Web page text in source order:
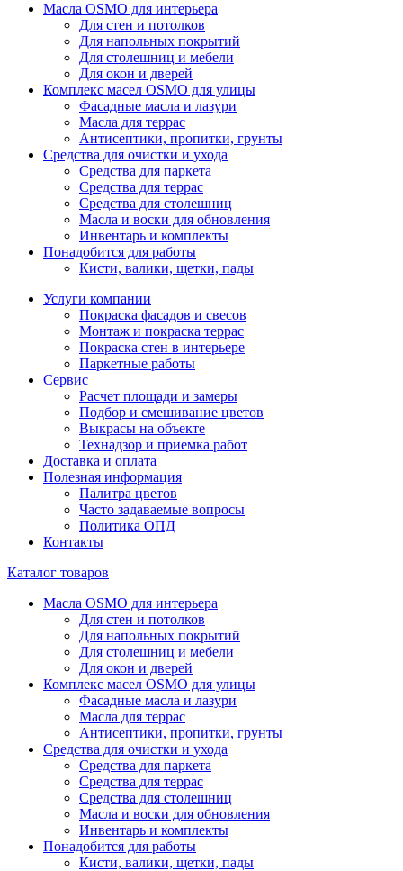
Масла OSMO для интерьера
Для стен и потолков
Для напольных покрытий
Для столешниц и мебели
Для окон и дверей
Комплекс масел OSMO для улицы
Фасадные масла и лазури
Масла для террас
Антисептики, пропитки, грунты
Средства для очистки и ухода
Средства для паркета
Средства для террас
Средства для столешниц
Масла и воски для обновления
Инвентарь и комплекты
Понадобится для работы
Кисти, валики, щетки, пады
Услуги компании
Покраска фасадов и свесов
Монтаж и покраска террас
Покраска стен в интерьере
Паркетные работы
Сервис
Расчет площади и замеры
Подбор и смешивание цветов
Выкрасы на объекте
Технадзор и приемка работ
Доставка и оплата
Полезная информация
Палитра цветов
Часто задаваемые вопросы
Политика ОПД
Контакты
Каталог товаров
Масла OSMO для интерьера
Для стен и потолков
Для напольных покрытий
Для столешниц и мебели
Для окон и дверей
Комплекс масел OSMO для улицы
Фасадные масла и лазури
Масла для террас
Антисептики, пропитки, грунты
Средства для очистки и ухода
Средства для паркета
Средства для террас
Средства для столешниц
Масла и воски для обновления
Инвентарь и комплекты
Понадобится для работы
Кисти, валики, щетки, пады